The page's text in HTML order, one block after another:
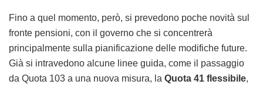
Fino a quel momento, però, si prevedono poche novità sul
fronte pensioni, con il governo che si concentrerà
principalmente sulla pianificazione delle modifiche future.
Già si intravedono alcune linee guida, come il passaggio
da Quota 103 a una nuova misura, la Quota 41 flessibile,